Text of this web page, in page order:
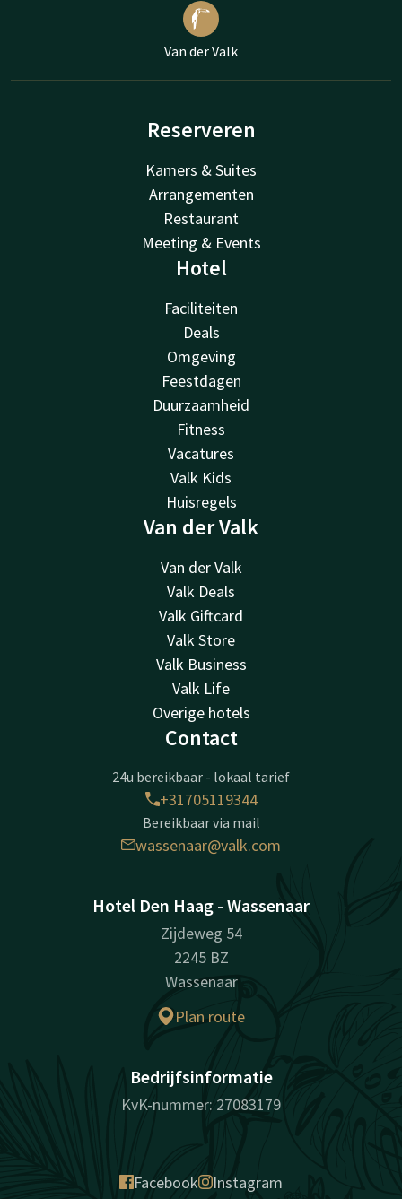
Van der Valk
Reserveren
Kamers & Suites
Arrangementen
Restaurant
Meeting & Events
Hotel
Faciliteiten
Deals
Omgeving
Feestdagen
Duurzaamheid
Fitness
Vacatures
Valk Kids
Huisregels
Van der Valk
Van der Valk
Valk Deals
Valk Giftcard
Valk Store
Valk Business
Valk Life
Overige hotels
Contact
24u bereikbaar - lokaal tarief
+31705119344
Bereikbaar via mail
wassenaar@valk.com
Hotel Den Haag - Wassenaar
Zijdeweg 54
2245 BZ
Wassenaar
Plan route
Bedrijfsinformatie
KvK-nummer: 27083179
Facebook Instagram